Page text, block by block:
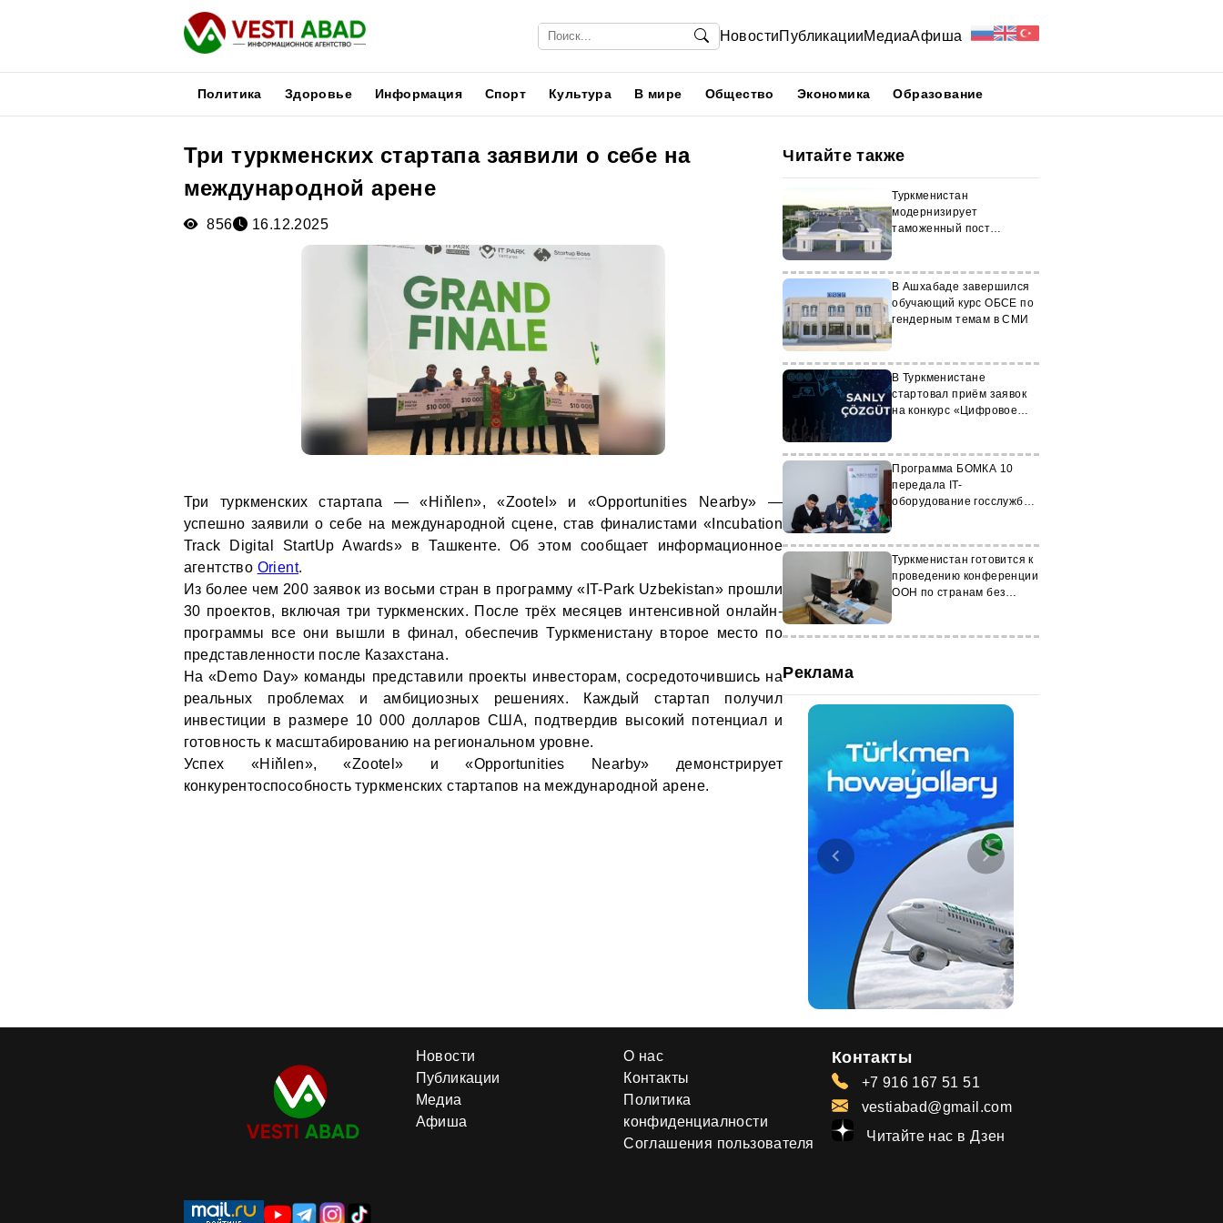
НовостиПубликацииМедиаАфиша
Политика Здоровье Информация Спорт Культура В мире Общество Экономика Образование
Три туркменских стартапа заявили о себе на
международной арене
856 16.12.2025
Три туркменских стартапа — «Hiňlen», «Zootel» и «Opportunities Nearby» —
успешно заявили о себе на международной сцене, став финалистами «Incubation
Track Digital StartUp Awards» в Ташкенте. Об этом сообщает информационное
агентство Orient.
Из более чем 200 заявок из восьми стран в программу «IT-Park Uzbekistan» прошли
30 проектов, включая три туркменских. После трёх месяцев интенсивной онлайн-
программы все они вышли в финал, обеспечив Туркменистану второе место по
представленности после Казахстана.
На «Demo Day» команды представили проекты инвесторам, сосредоточившись на
реальных проблемах и амбициозных решениях. Каждый стартап получил
инвестиции в размере 10 000 долларов США, подтвердив высокий потенциал и
готовность к масштабированию на региональном уровне.
Успех «Hiňlen», «Zootel» и «Opportunities Nearby» демонстрирует
конкурентоспособность туркменских стартапов на международной арене.
Читайте также
Туркменистан
модернизирует
таможенный пост
В Ашхабаде завершился
обучающий курс ОБСЕ по
гендерным темам в СМИ
В Туркменистане
стартовал приём заявок
на конкурс «Цифровое
Программа БОМКА 10
передала IT-
оборудование госслужбам
Туркменистан готовится к
проведению конференции
ООН по странам без
Реклама
Новости
Публикации
Медиа
Афиша
О нас
Контакты
Политика
конфиденциалности
Соглашения пользователя
Контакты
+7 916 167 51 51
vestiabad@gmail.com
Читайте нас в Дзен